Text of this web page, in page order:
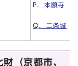
P．本願寺
Q．二条城
（京都市、